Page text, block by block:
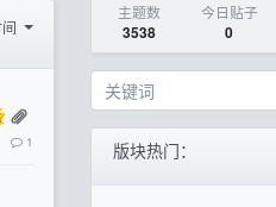
1
主题数
3538
今日贴子
0
版块热门：